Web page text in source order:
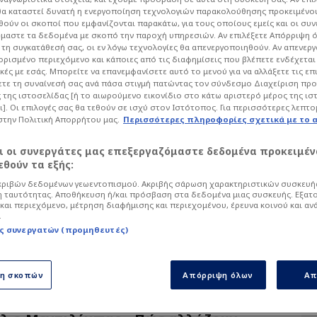
άρθρα του Sportdog σχετικά με το θέμα
στον φίλαθλο.
2025 - 17:21
Σεν-Μαξιμέν: “Δεν ήταν ποτέ
καταστεί δυνατή η ενεργοποίηση τεχνολογιών παρακολούθησης
οι σκοποί που εμφανίζονται παρακάτω, για τους οποίους εμείς και οι
τα δεδομένα με σκοπό την παροχή υπηρεσιών. Αν επιλέξετε Απόρριψη
συγκατάθεσή σας, οι εν λόγω τεχνολογίες θα απενεργοποιηθούν. Αν
περιεχόμενο και κάποιες από τις διαφημίσεις που βλέπετε ενδέχεται
με εσάς. Μπορείτε να επανεμφανίσετε αυτό το μενού για να αλλάξετε τις
τη συναίνεσή σας ανά πάσα στιγμή πατώντας τον σύνδεσμο Διαχείριση
ιστοσελίδας [ή το αιωρούμενο εικονίδιο στο κάτω αριστερό μέρος της
Οι επιλογές σας θα τεθούν σε ισχύ στον Ιστότοπος. Για περισσότερες
Πολιτική Απορρήτου μας. Περισσότερες πληροφορίες σχετικά με το
οι συνεργάτες μας επεξεργαζόμαστε δεδομένα
τα εξής:
δεδομένων γεωεντοπισμού. Ακριβής σάρωση χαρακτηριστικών
ταυτότητας. Αποθήκευση ή/και πρόσβαση στα δεδομένα μιας συσκευής.
περιεχόμενο, μέτρηση διαφήμισης και περιεχομένου, έρευνα κοινού και
συνεργατών (προμηθευτές)
σκοπών Απόρριψη όλων